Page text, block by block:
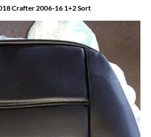
Crafter 2006-16 1+2 Sort